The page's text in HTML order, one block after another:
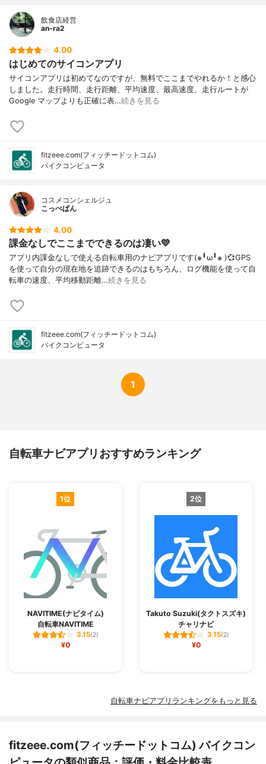
飲食店経営
an-ra2
4.00
はじめてのサイコンアプリ
サイコンアプリは初めてなのですが、無料でここまでやれるか！と感心
しました。走行時間、走行距離、平均速度、最高速度、走行ルートが
Google マップよりも正確に表…続きを見る
fitzeee.com(フィッチードットコム)
バイクコンピュータ
コスメコンシェルジュ
こっぺぱん
4.00
課金なしでここまでできるのは凄い💛
アプリ内課金なしで使える自転車用のナビアプリです(๑╹ω╹๑ )💞GPS
を使って自分の現在地を追跡できるのはもちろん、ログ機能を使って自
転車の速度、平均移動距離…続きを見る
fitzeee.com(フィッチードットコム)
バイクコンピュータ
1
自転車ナビアプリおすすめランキング
1位
NAVITIME(ナビタイム)
自転車NAVITIME
3.15(2)
¥0
2位
Takuto Suzuki(タクトスズキ)
チャリナビ
3.15(2)
¥0
自転車ナビアプリランキングをもっと見る
fitzeee.com(フィッチードットコム) バイクコン